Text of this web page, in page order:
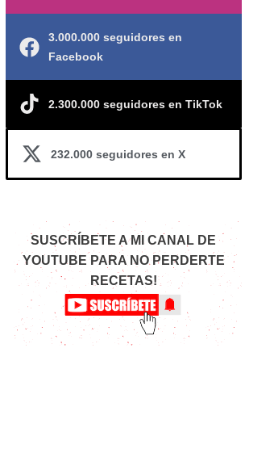
3.000.000 seguidores en
Facebook
2.300.000 seguidores en TikTok
232.000 seguidores en X
SUSCRÍBETE A MI CANAL DE
YOUTUBE PARA NO PERDERTE
RECETAS!